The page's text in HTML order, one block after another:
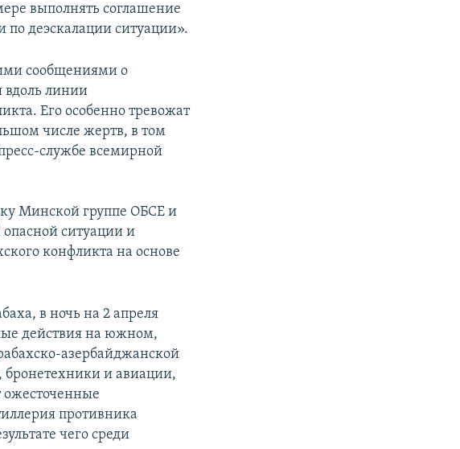
выполнять соглашение
деэскалации ситуации».
сообщениями о
линии
Его особенно тревожат
числе жертв, в том
службе всемирной
Минской группе ОБСЕ и
ситуации и
конфликта на основе
в ночь на 2 апреля
действия на южном,
азербайджанской
и авиации,
ожесточенные
противника
чего среди